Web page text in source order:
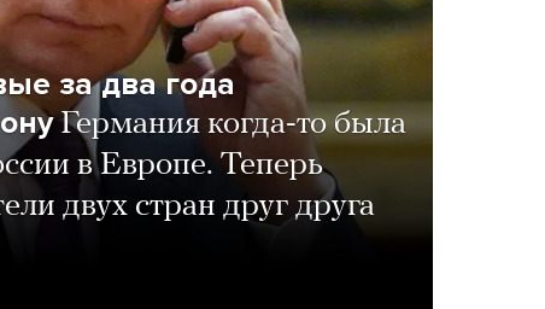
за два года
Германия когда-то была
в Европе. Теперь
двух стран друг друга